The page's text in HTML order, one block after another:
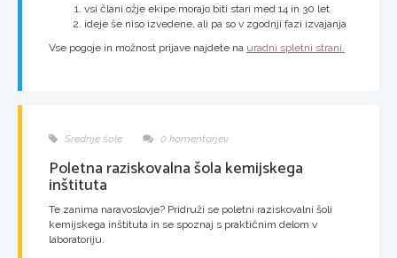
vsi člani ožje ekipe morajo biti stari med 14 in 30 let
ideje še niso izvedene, ali pa so v zgodnji fazi izvajanja
Vse pogoje in možnost prijave najdete na uradni spletni strani.
Srednje šole 0 komentarjev
Poletna raziskovalna šola kemijskega
inštituta
Te zanima naravoslovje? Pridruži se poletni raziskovalni šoli
kemijskega inštituta in se spoznaj s praktičnim delom v
laboratoriju.